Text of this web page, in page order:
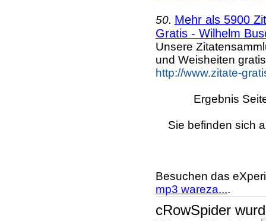
50. Mehr als 5900
Gratis - Wilhelm
Unsere
und Weisheiten
http://www.zitate-
Ergebnis
Sie befinden sich
Besuchen das
mp3 wareza....
cRowSpider